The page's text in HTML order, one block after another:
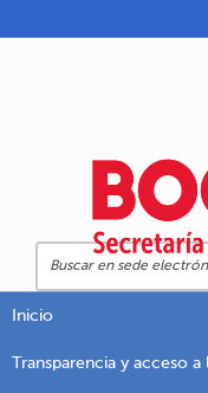
Inicio
Transparencia y acceso